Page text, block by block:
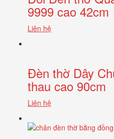
9999 cao 42cm
Liên hệ
Đèn thờ Dây
thau cao 90cm
Liên hệ